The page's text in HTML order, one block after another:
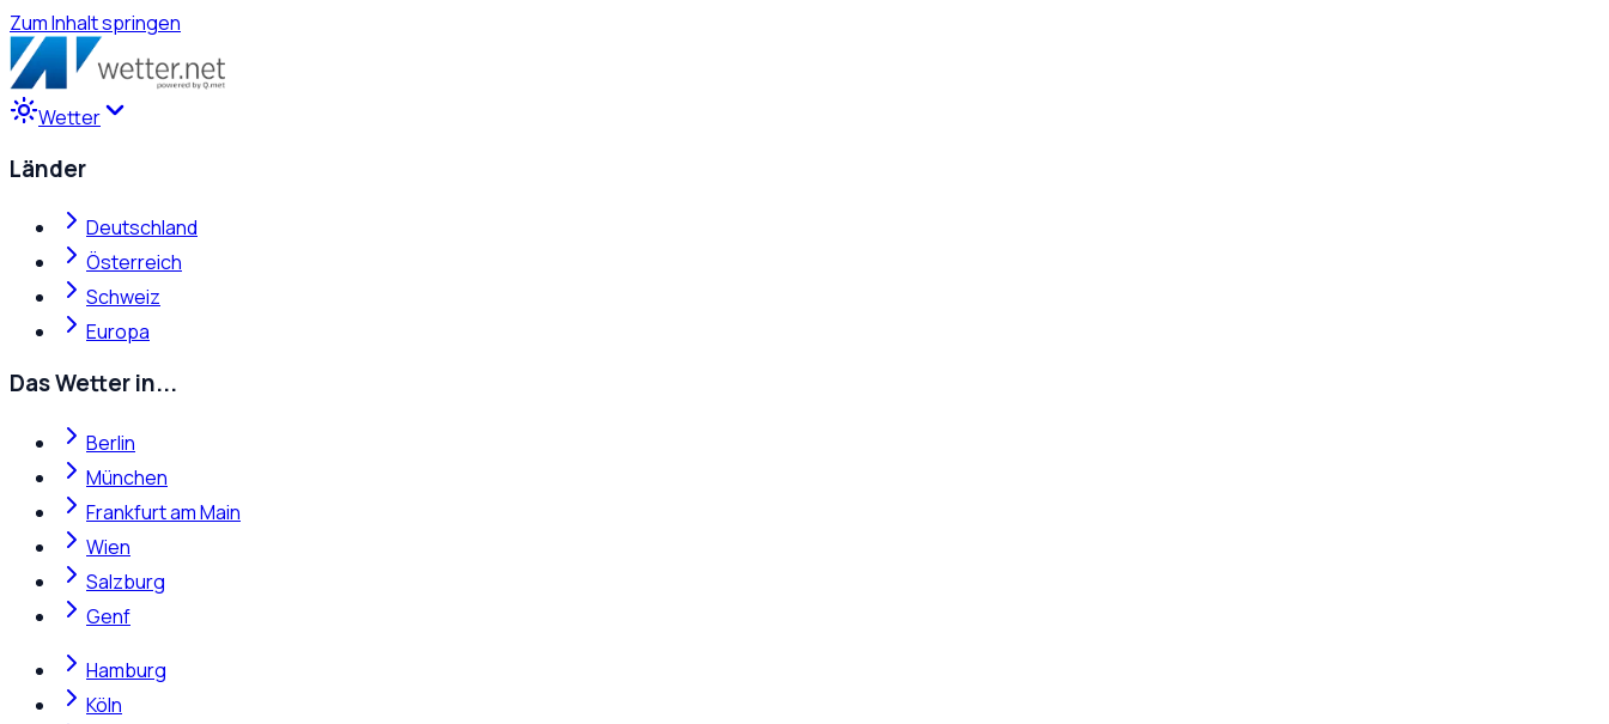
Zum Inhalt springen
Wetter
Länder
Deutschland
Österreich
Schweiz
Europa
Das Wetter in...
Berlin
München
Frankfurt am Main
Wien
Salzburg
Genf
Hamburg
Köln